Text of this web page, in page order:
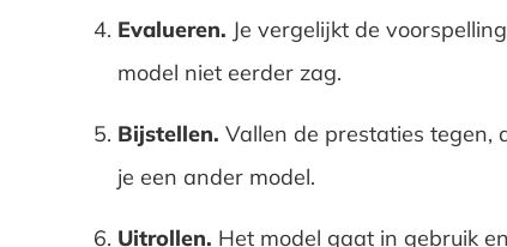
Evalueren. Je vergelijkt de
model niet eerder zag.
Bijstellen. Vallen de prestaties tegen,
je een ander model.
Uitrollen. Het model gaat in gebruik